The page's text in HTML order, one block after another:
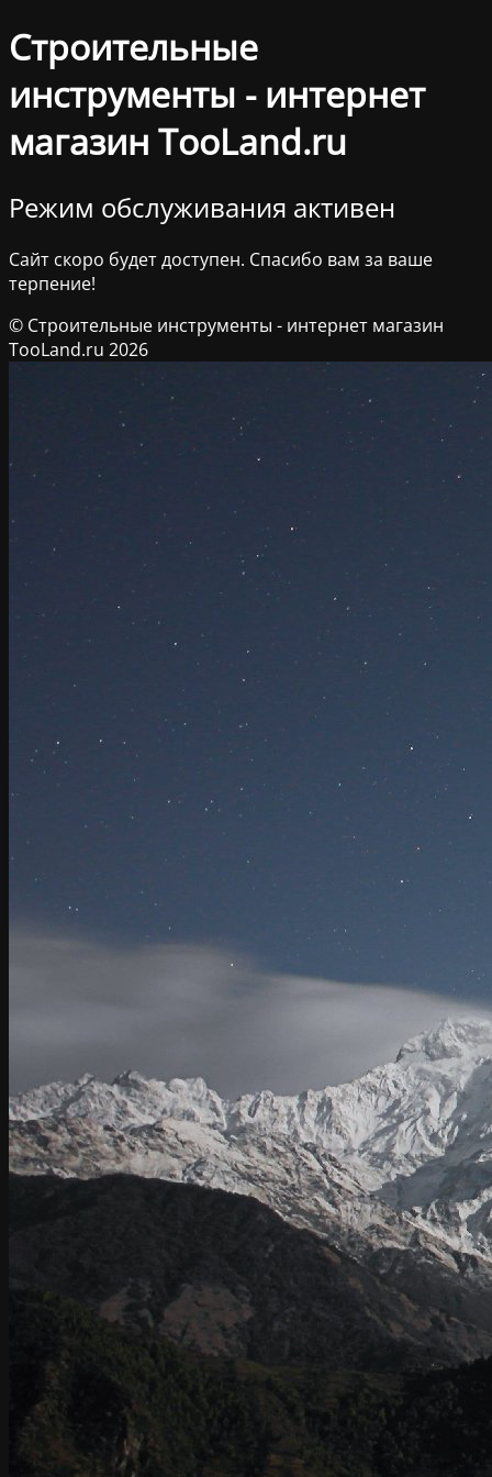
Строительные
инструменты - интернет
магазин TooLand.ru
Режим обслуживания активен
Сайт скоро будет доступен. Спасибо вам за ваше
терпение!
© Строительные инструменты - интернет магазин
TooLand.ru 2026